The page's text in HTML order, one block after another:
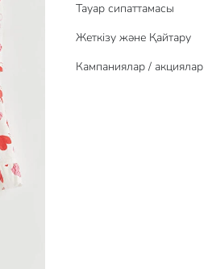
Тауар сипаттамасы​​​​​
Жеткізу және Қайтару
Кампаниялар / акциялар